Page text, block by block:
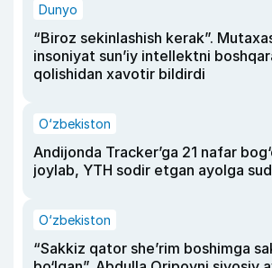
Dunyo
“Biroz sekinlashish kerak”.
insoniyat sun’iy intellektni
qolishidan xavotir bildirdi
O‘zbekiston
Andijonda Tracker’ga 21 nafar
joylab, YTH sodir etgan ayolga sud
O‘zbekiston
“Sakkiz qator she’rim boshimga